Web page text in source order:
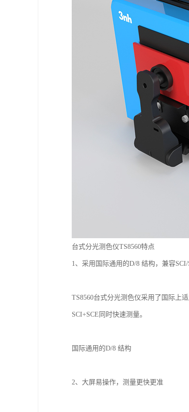
台式分光测色仪TS8560特点
1、采用国际通用的D/8 结构，兼容
TS8560台式分光测色仪采用了国际上
SCI+SCE同时快速测量。
国际通用的D/8 结构
2、大屏易操作，测量更快更准